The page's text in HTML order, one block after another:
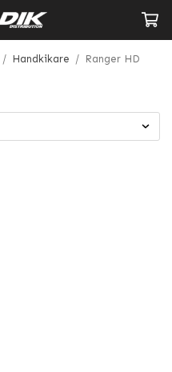
/ Handkikare / Ranger HD